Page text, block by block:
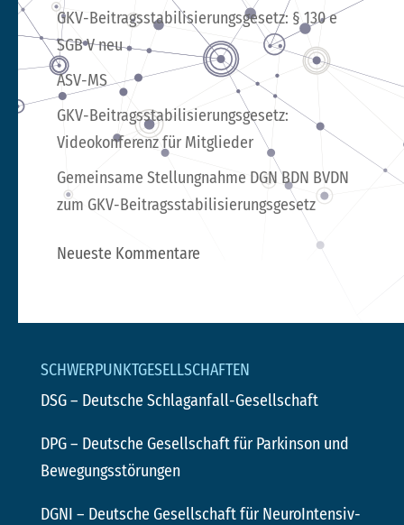
GKV-Beitragsstabilisierungsgesetz: § 130 e
SGB V neu
ASV-MS
GKV-Beitragsstabilisierungsgesetz:
Videokonferenz für Mitglieder
Gemeinsame Stellungnahme DGN BDN BVDN
zum GKV-Beitragsstabilisierungsgesetz
Neueste Kommentare
SCHWERPUNKTGESELLSCHAFTEN
DSG– Deutsche Schlaganfall-Gesellschaft
DPG– Deutsche Gesellschaft für Parkinson und
Bewegungsstörungen
DGNI – Deutsche Gesellschaft für NeuroIntensiv-